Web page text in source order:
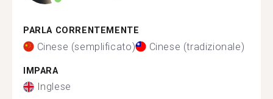
PARLA CORRENTEMENTE
Cinese (semplificato) Cinese (tradizionale)
IMPARA
Inglese